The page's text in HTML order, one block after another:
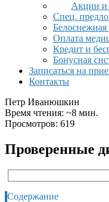
Акции и
Спец.
Оплата
Кредит и
Бонусная
Записаться на
Контакты
Петр Иванюшкин
Время чтения: ~8 мин.
Просмотров: 619
Проверенные
Содержание